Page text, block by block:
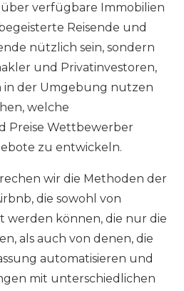
verfügbare Immobilien
Reisende und
nützlich sein, sondern
und Privatinvestoren,
in der Umgebung nutzen
welche
Preise Wettbewerber
zu entwickeln.
wir die Methoden der
die sowohl von
werden können, die nur die
als auch von denen, die
automatisieren und
mit unterschiedlichen